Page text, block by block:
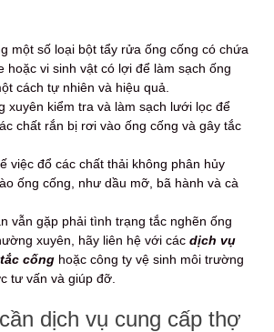
một số loại bột tẩy rửa ống cống có chứa
hoặc vi sinh vật có lợi để làm sạch ống
cách tự nhiên và hiệu quả.
xuyên kiểm tra và làm sạch lưới lọc để
chất rắn bị rơi vào ống cống và gây tắc
việc đổ các chất thải không phân hủy
ống cống, như dầu mỡ, bã hành và cà
vẫn gặp phải tình trạng tắc nghẽn ống
xuyên, hãy liên hệ với các dịch vụ
cống hoặc công ty vệ sinh môi trường
tư vấn và giúp đỡ.
dịch vụ cung cấp thợ